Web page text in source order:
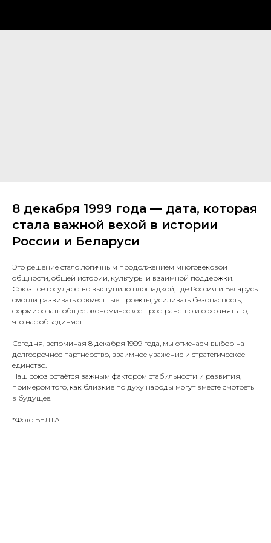
8 декабря 1999 года — дата, которая
стала важной вехой в истории
России и Беларуси
Это решение стало логичным продолжением многовековой
общности, общей истории, культуры и взаимной поддержки.
Союзное государство выступило площадкой, где Россия и Беларусь
смогли развивать совместные проекты, усиливать безопасность,
формировать общее экономическое пространство и сохранять то,
что нас объединяет.
Сегодня, вспоминая 8 декабря 1999 года, мы отмечаем выбор на
долгосрочное партнёрство, взаимное уважение и стратегическое
единство.
Наш союз остаётся важным фактором стабильности и развития,
примером того, как близкие по духу народы могут вместе смотреть
в будущее.
*Фото БЕЛТА